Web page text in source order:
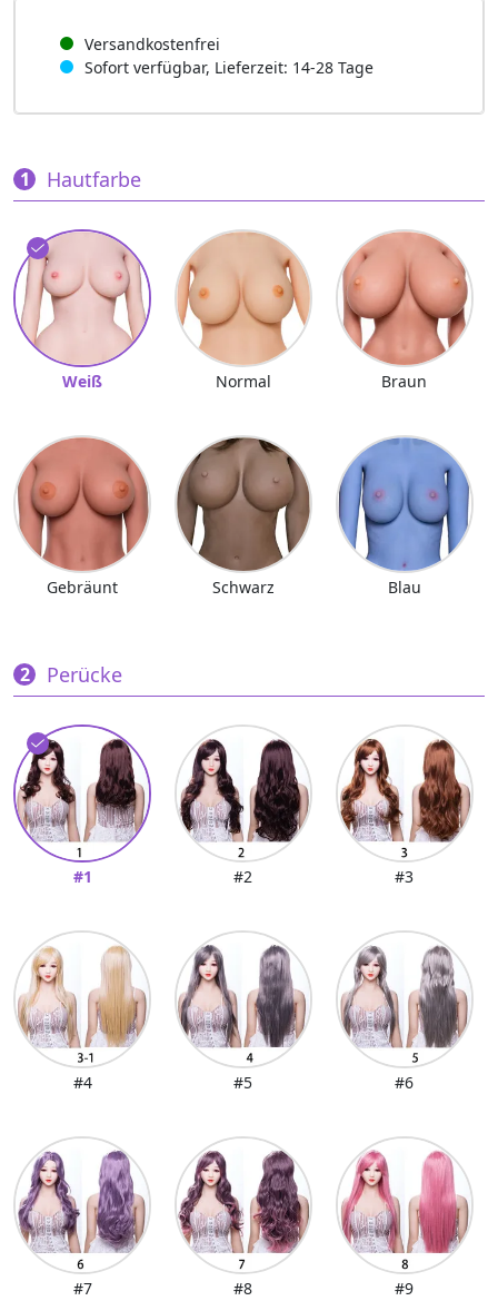
Versandkostenfrei
Sofort verfügbar, Lieferzeit: 14-28 Tage
Hautfarbe
Weiß Normal Braun
Gebräunt Schwarz Blau
Perücke
#1 #2 #3
#4 #5 #6
#7 #8 #9